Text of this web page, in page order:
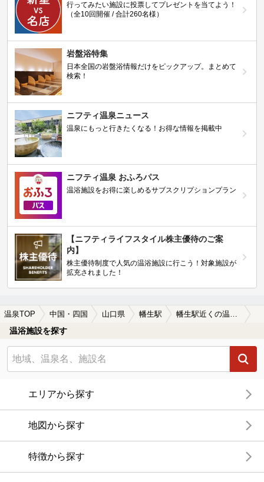
行ってみたい施設に投票してプレゼントを当てよう！
（全10回開催 / 合計260名様）
岩盤浴特集
日本全国の岩盤浴情報だけをピックアップ。まとめて
検索！
ニフティ温泉ニュース
温泉にもっと行きたくなる！お得な情報を掲載中
ニフティ温泉 おふろパス
温浴施設をお得に楽しめるサブスクリプションプラン
【ニフティライフスタイル株主優待のご案
内】
株主優待制度で人気の温浴施設に行こう！対象施設が
拡充されました！
温泉TOP 中国・四国 山口県 幡生駅 幡生駅近くの温泉宿・温泉旅館・ホテルおすすめ(2026年版)
温浴施設を探す
エリアから探す
地図から探す
特徴から探す